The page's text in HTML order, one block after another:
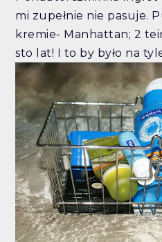
mi zupełnie nie pasuje.
kremie- Manhattan; 2
sto lat! I to by było na